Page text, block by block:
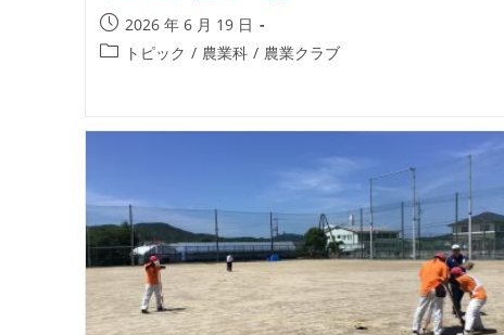
2026 年 6 月 19 日
トピック / 農業科 / 農業クラブ